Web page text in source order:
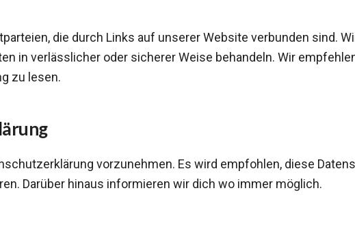
die durch Links auf unserer Website verbunden sind.
in verlässlicher oder sicherer Weise behandeln. Wir
zu lesen.
vorzunehmen. Es wird empfohlen, diese
Darüber hinaus informieren wir dich wo immer möglich.